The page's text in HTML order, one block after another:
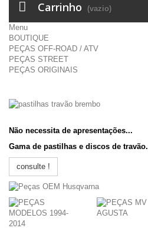
Carrinho (vazio)
Menu
BOUTIQUE
PEÇAS OFF-ROAD / ATV
PEÇAS STREET
PEÇAS ORIGINAIS
Não necessita de apresentações...
Gama de pastilhas e discos de travão.
consulte !